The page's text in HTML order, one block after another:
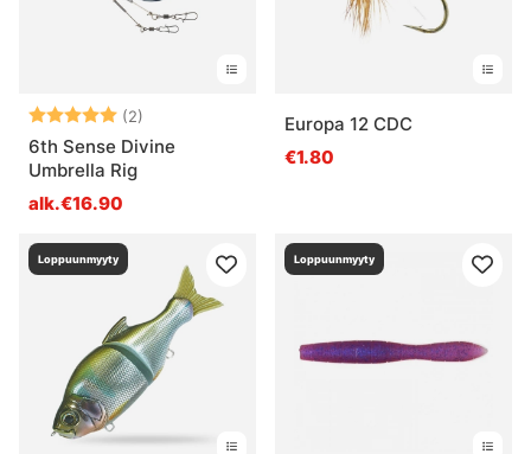
Arvio: (2)
5.0 5:sta tähdestä
6th Sense Divine
Umbrella Rig
alk.€16.90
Europa 12 CDC
€1.80
Loppuunmyyty Loppuunmyyty